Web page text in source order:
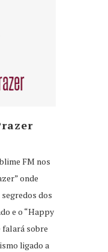
FM nos
onde
dos
e o “Happy
falará sobre
ligado a